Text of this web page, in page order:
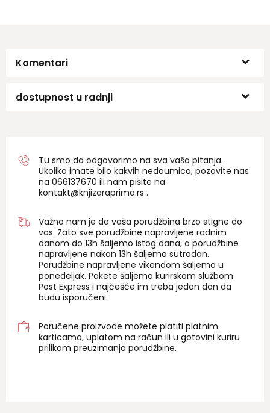
Komentari
dostupnost u radnji
Tu smo da odgovorimo na sva vaša pitanja.
Ukoliko imate bilo kakvih nedoumica, pozovite nas
na 066137670 ili nam pišite na
kontakt@knjizaraprima.rs .
Važno nam je da vaša porudžbina brzo stigne do
vas. Zato sve porudžbine napravljene radnim
danom do 13h šaljemo istog dana, a porudžbine
napravljene nakon 13h šaljemo sutradan.
Porudžbine napravljene vikendom šaljemo u
ponedeljak. Pakete šaljemo kurirskom službom
Post Express i najčešće im treba jedan dan da
budu isporučeni.
Poručene proizvode možete platiti platnim
karticama, uplatom na račun ili u gotovini kuriru
prilikom preuzimanja porudžbine.